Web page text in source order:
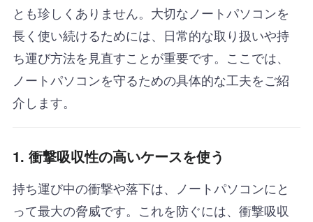
とも珍しくありません。大切なノートパソコンを
長く使い続けるためには、日常的な取り扱いや持
ち運び方法を見直すことが重要です。ここでは、
ノートパソコンを守るための具体的な工夫をご紹
介します。
1. 衝撃吸収性の高いケースを使う
持ち運び中の衝撃や落下は、ノートパソコンにと
って最大の脅威です。これを防ぐには、衝撃吸収